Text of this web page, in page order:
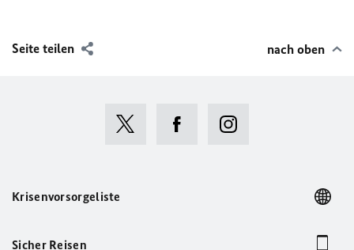
Seite teilen nach oben
Krisenvorsorgeliste
Sicher Reisen